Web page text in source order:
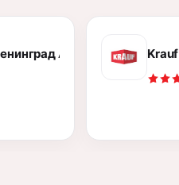
Авто" Krauf